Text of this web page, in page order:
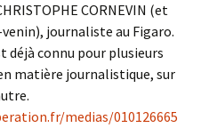
CORNEVIN (et
journaliste au Figaro.
déjà connu pour plusieurs
matière journalistique, sur
medias/010126665